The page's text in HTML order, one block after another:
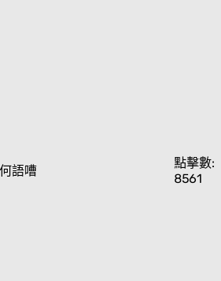
何語嘈
點擊數:
8561